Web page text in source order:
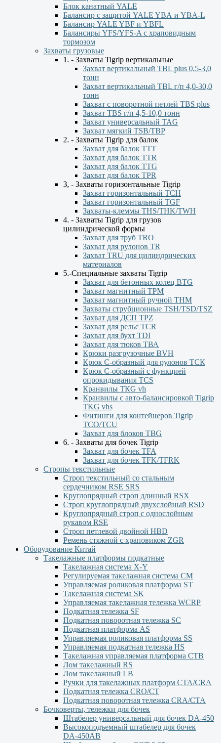
Блок канатный YALE
Балансир с защитой YALE YBА и YBА-L
Балансир YALE YBF и YBFL
Балансиры YFS/YFS-A с храповидным
тормозом
Захваты грузовые
1. - Захваты Tigrip вертикальные
Захват вертикальный TBL plus 0,5-3,0
тонн
Захват вертикальный TBL г/п 4,0-30,0
тонн
Захват с поворотной петлей TBS plus
Захват TBS г/п 4,5-10,0 тонн
Захват универсальный TAG
Захват мягкий TSB/TBP
2. - Захваты Tigrip для балок
Захват для балок ТТТ
Захват для балок TTR
Захват для балок TTG
Захват для балок TPR
3, - Захваты горизонтальные Tigrip
Захват горизонтальный ТСН
Захват горизонтальный ТGF
Захваты-клеммы THS/THK/TWH
4. - Захваты Tigrip для грузов
цилиндрической формы
Захват для труб TRO
Захват для рулонов TR
Захват TRU для цилиндрических
материалов
5.-Специальные захваты Tigrip
Захват для бетонных колец BTG
Захват магнитный TPM
Захват магнитный ручной ТНМ
Захваты струбционные TSH/TSD/TSZ
Захват для ДСП TPZ
Захват для рельс TCR
Захват для бухт TDI
Захват для тюков ТВА
Крюки разгрузочные BVH
Крюк С-образный для рулонов ТСК
Крюк С-образный с функцией
опрокидывания ТСS
Кранвилы TКG vh
Кранвилы с авто-балансировкой Tigrip
TKG vhs
Фитинги для контейнеров Tigrip
TCO/TCU
Захват для блоков TBG
6. - Захваты для бочек Tigrip
Захват для бочек TFA
Захват для бочек TFK/TFRK
Стропы текстильные
Строп текстильный со стальным
сердечником RSE SRS
Круглопрядный строп длинный RSX
Строп круглопрядный двухслойный RSD
Круглопрядный строп с однослойным
рукавом RSЕ
Строп петлевой двойной HBD
Ремень стяжной с храповиком ZGR
Оборудование Китай
Такелажные платформы подкатные
Такелажная система X-Y
Регулируемая такелажная система СМ
Управляемая роликовая платформа ST
Такелажная система SK
Управляемая такелажная тележка WCRP
Подкатная тележка SF
Подкатная поворотная тележка SC
Подкатная платформа AS
Управляемая роликовая платформа SS
Управляемая подкатная тележка HS
Такелажная управляемая платформа СТВ
Лом такелажный RS
Лом такелажный LB
Ручки для такелажных платформ СТА/CRA
Подкатная тележка CRO/CT
Подкатная поворотная тележка CRA/CTA
Бочковерты, тележки для бочек
Штабелер универсальный для бочек DA-450
Высокоподъемный штабелер для бочек
DА-450АВ